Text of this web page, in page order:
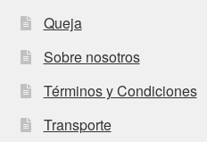
Queja
Sobre nosotros
Términos y Condiciones
Transporte